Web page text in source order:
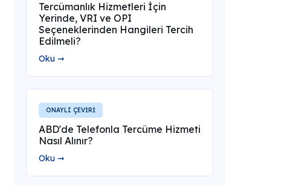
Tercümanlık Hizmetleri İçin
Yerinde, VRI ve OPI
Seçeneklerinden Hangileri Tercih
Edilmeli?
Oku ➞
ONAYLI ÇEVİRİ
ABD'de Telefonla Tercüme Hizmeti
Nasıl Alınır?
Oku ➞